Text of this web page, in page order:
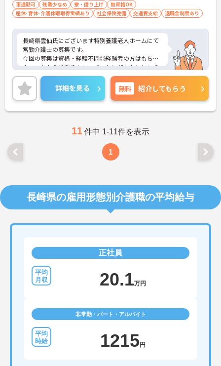
車通勤可 残業少なめ 寮・借り上げ
無資格OK
産休･育休･介護休暇取得実績あり
社会保険完備 交通費支給 退職金制度あり
長崎県雲仙氏にございます特別養護老人ホームにて
常勤介護士の募集です。
今回の募集は資格・経験不問◎経験者の方はもちろ
ん、これから頑張りたい、チャレンジしたいという
方にもオススメの求人です！
残業がほとんど無いのでメリハリを付けた勤務が可
能ですよ◎
ご興味ある方には、面接対策ポイントなど、さらに
詳細をお話しいたしますのでお気軽にご相談くださ
詳細を見る 無料 紹介してもらう
11 件中 1-11件を表示
1
長崎県の雇用形態別介護職の平均給与
正社員
20.1万円
非常勤・パート・アルバイト
1215 円